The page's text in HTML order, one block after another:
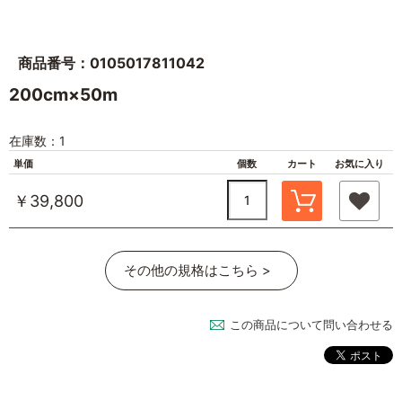
商品番号：0105017811042
200cm×50m
在庫数：1
単価 個数 カート お気に入り
￥39,800
その他の規格はこちら >
この商品について問い合わせる